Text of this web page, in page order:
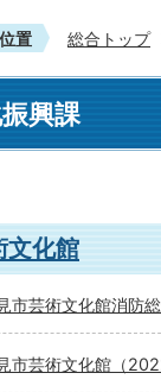
置 総合トップ
興課
文化館
市芸術文化館消防
市芸術文化館（